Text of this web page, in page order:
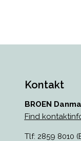
Kontakt
BROEN
Find
Tlf: 2859 8010